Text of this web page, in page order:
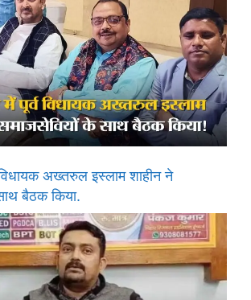
अख्तरुल इस्लाम शाहीन ने
बैठक किया.